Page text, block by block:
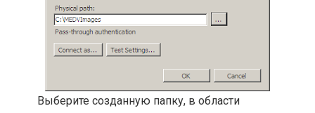
Выберите созданную папку, в области